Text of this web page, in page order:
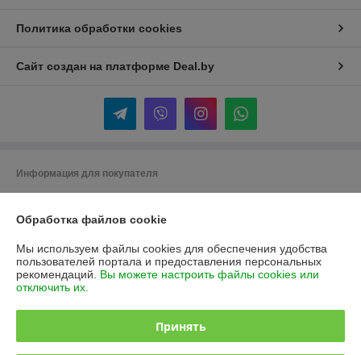
Политика обработки cookies
Сайт создан на платформе Deal.by
Информация для покупателя
223045, Минская область, Минский район, Юзуфовский сельсовет,
Регистрационный номер ЕГР: 193147591
УНП: 193147591
Регистрационный орган: Минский горисполком
Дата регистрации компании: 05.10.2018
Обработка файлов cookie
Мы используем файлы cookies для обеспечения удобства
пользователей портала и предоставления персональных
рекомендаций. Вы можете настроить файлы cookies или
отключить их.
Принять